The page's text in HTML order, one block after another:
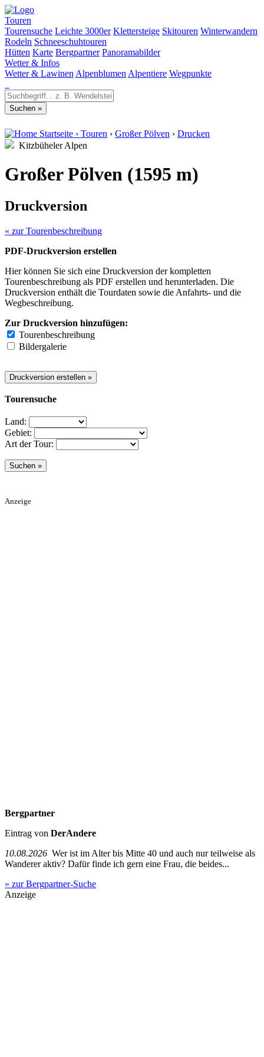
Touren
Tourensuche Leichte 3000er Klettersteige Skitouren Winterwandern
Rodeln Schneeschuhtouren
Hütten Karte Bergpartner Panoramabilder
Wetter & Infos
Wetter & Lawinen Alpenblumen Alpentiere Wegpunkte
Startseite › Touren › Großer Pölven › Drucken
Kitzbüheler Alpen
Großer Pölven (1595 m)
Druckversion
« zur Tourenbeschreibung
PDF-Druckversion erstellen
Hier können Sie sich eine Druckversion der kompletten
Tourenbeschreibung als PDF erstellen und herunterladen. Die
Druckversion enthält die Tourdaten sowie die Anfahrts- und die
Wegbeschreibung.
Zur Druckversion hinzufügen:
Tourenbeschreibung
Bildergalerie
Tourensuche
Land:
Gebiet:
Art der Tour:
Anzeige
Bergpartner
Eintrag von DerAndere
10.08.2026 Wer ist im Alter bis Mitte 40 und auch nur teilweise als
Wanderer aktiv? Dafür finde ich gern eine Frau, die beides...
» zur Bergpartner-Suche
Anzeige